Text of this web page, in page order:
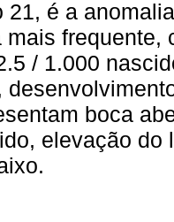
21, é a
mais frequente,
/ 1.000
boca
elevação